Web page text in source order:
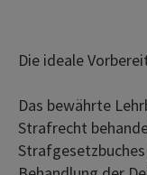
Die ideale
Das bewährte
Strafrecht